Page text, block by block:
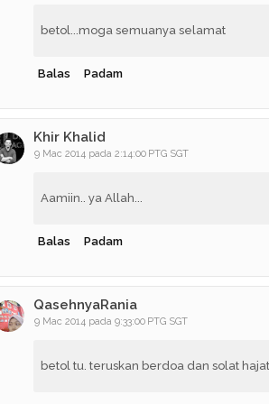
betol...moga semuanya selamat
Balas Padam
Khir Khalid
9 Mac 2014 pada 2:14:00 PTG SGT
Aamiin.. ya Allah...
Balas Padam
QasehnyaRania
9 Mac 2014 pada 9:33:00 PTG SGT
betol tu. teruskan berdoa dan solat hajat